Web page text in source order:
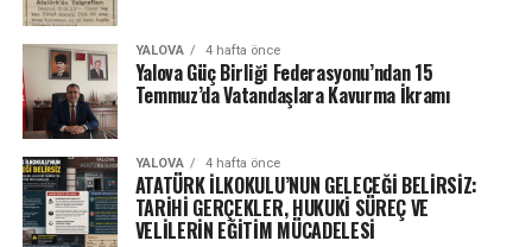
YALOVA 4 hafta önce
Yalova Güç Birliği Federasyonu’ndan 15
Temmuz’da Vatandaşlara Kavurma İkramı
YALOVA 4 hafta önce
ATATÜRK İLKOKULU’NUN GELECEĞİ BELİRSİZ:
TARİHİ GERÇEKLER, HUKUKİ SÜREÇ VE
VELİLERİN EĞİTİM MÜCADELESİ